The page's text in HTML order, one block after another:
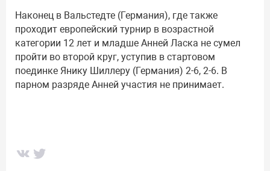
Наконец в Вальстедте (Германия), где также
проходит европейский турнир в возрастной
категории 12 лет и младше Анней Ласка не сумел
пройти во второй круг, уступив в стартовом
поединке Янику Шиллеру (Германия) 2-6, 2-6. В
парном разряде Анней участия не принимает.